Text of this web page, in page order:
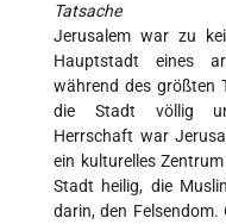
Tatsache
Jerusalem war zu
Hauptstadt eines
während des größten
die Stadt völlig
Herrschaft war
ein kulturelles
Stadt heilig, die
darin, den